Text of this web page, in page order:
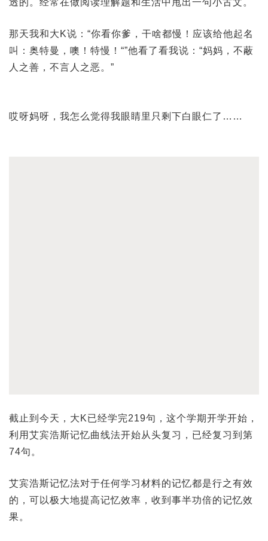
那天我和大K说：“你看你爹，干啥都慢！应该给他起名
叫：奥特曼，噢！特慢！“”他看了看我说：“妈妈，不蔽
人之善，不言人之恶。”
哎呀妈呀，我怎么觉得我眼睛里只剩下白眼仁了……
截止到今天，大K已经学完219句，这个学期开学开始，
利用艾宾浩斯记忆曲线法开始从头复习，已经复习到第
74句。
艾宾浩斯记忆法对于任何学习材料的记忆都是行之有效
的，可以极大地提高记忆效率，收到事半功倍的记忆效
果。